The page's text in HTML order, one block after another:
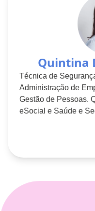
Quintina
Técnica de
Administração de
Gestão de Pessoas.
eSocial e Saúde e